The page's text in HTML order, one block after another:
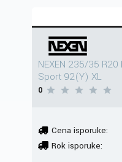
NEXEN 235/35 R20
Sport 92(Y) XL
0
Cena isporuke:
Rok isporuke: